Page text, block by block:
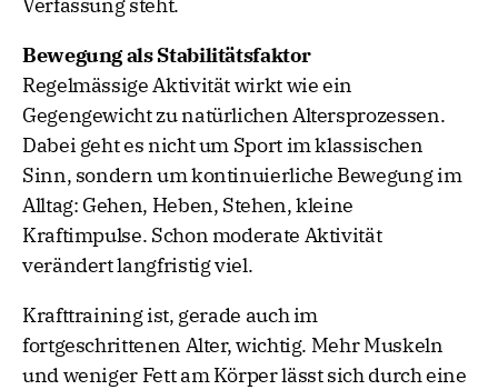
Verfassung steht.
Bewegung als Stabilitätsfaktor
Regelmässige Aktivität wirkt wie ein
Gegengewicht zu natürlichen Altersprozessen.
Dabei geht es nicht um Sport im klassischen
Sinn, sondern um kontinuierliche Bewegung im
Alltag: Gehen, Heben, Stehen, kleine
Kraftimpulse. Schon moderate Aktivität
verändert langfristig viel.
Krafttraining ist, gerade auch im
fortgeschrittenen Alter, wichtig. Mehr Muskeln
und weniger Fett am Körper lässt sich durch eine